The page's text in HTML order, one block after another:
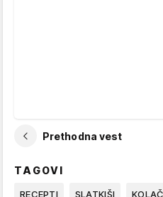
Prethodna vest
TAGOVI
RECEPTI SLATKIŠI